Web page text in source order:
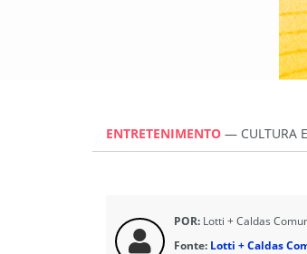
ENTRETENIMENTO — CULTURA
POR: Lotti + Caldas
Fonte: Lotti + Caldas